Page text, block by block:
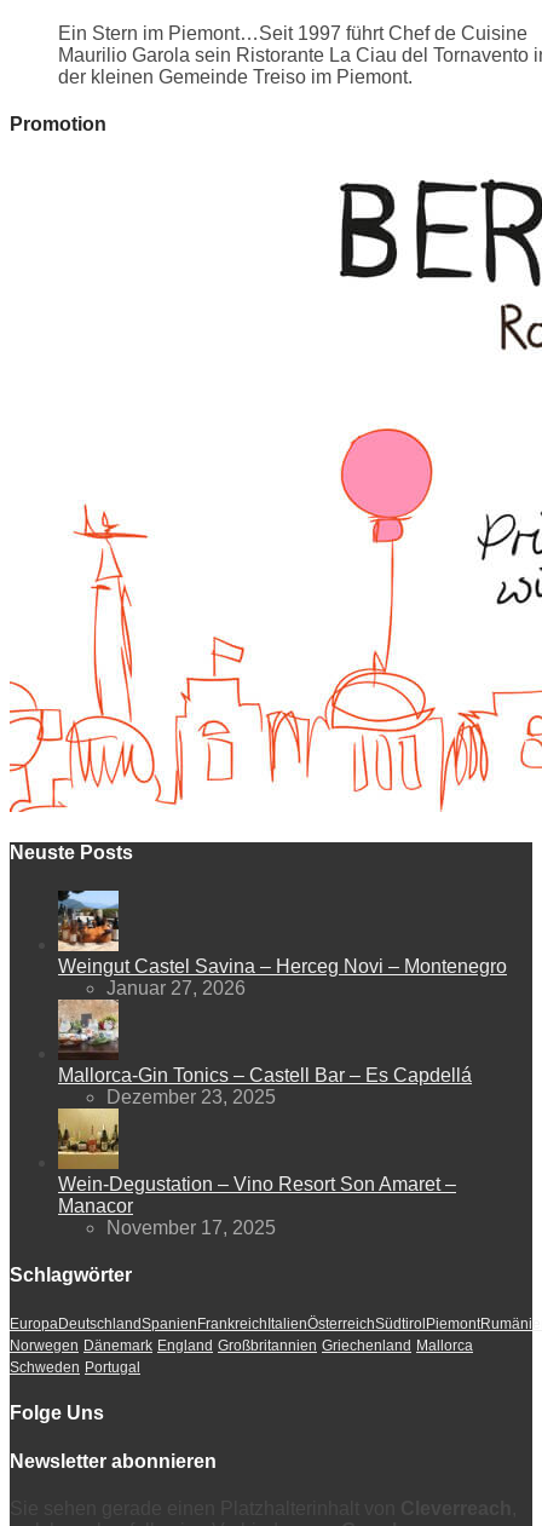
Ein Stern im Piemont…Seit 1997 führt Chef de Cuisine
Maurilio Garola sein Ristorante La Ciau del Tornavento
der kleinen Gemeinde Treiso im Piemont.
Promotion
Neuste Posts
Weingut Castel Savina – Herceg Novi – Montenegro
Januar 27, 2026
Mallorca-Gin Tonics – Castell Bar – Es Capdellá
Dezember 23, 2025
Wein-Degustation – Vino Resort Son Amaret –
Manacor
November 17, 2025
Schlagwörter
EuropaDeutschlandSpanien Frankreich ItalienÖsterreichSüdtirol Piemont
Norwegen Dänemark England Großbritannien Griechenland Mallorca
Schweden Portugal
Folge Uns
Newsletter abonnieren